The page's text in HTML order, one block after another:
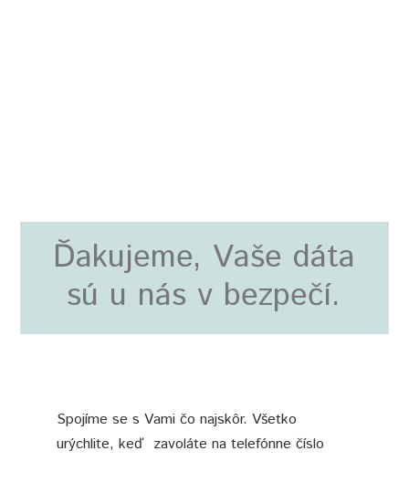
Ďakujeme, Vaše dáta
sú u nás v bezpečí.
Spojíme se s Vami čo najskôr. Všetko
urýchlite, keď zavoláte na telefónne číslo